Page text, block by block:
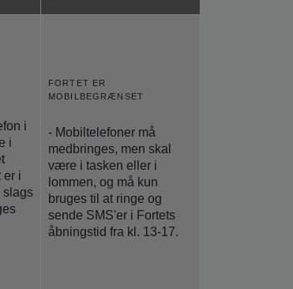
i
i
er i
slags
FORTET ER
MOBILBEGRÆNSET
- Mobiltelefoner må
medbringes, men skal
være i tasken eller i
lommen, og må kun
bruges til at ringe og
sende SMS'er i Fortets
åbningstid fra kl. 13-17.